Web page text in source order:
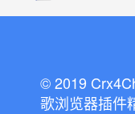
© 2019
歌浏览器插件